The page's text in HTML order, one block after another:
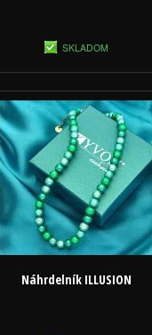
SKLADOM
Náhrdelník ILLUSION